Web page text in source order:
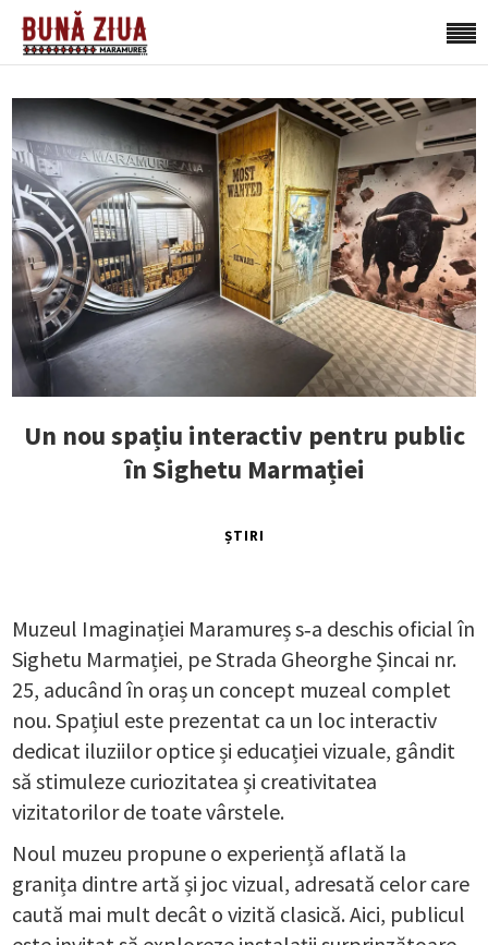
Un nou spațiu interactiv pentru public
în Sighetu Marmației
ȘTIRI
Muzeul Imaginației Maramureș s‑a deschis oficial în
Sighetu Marmației, pe Strada Gheorghe Șincai nr.
25, aducând în oraș un concept muzeal complet
nou. Spațiul este prezentat ca un loc interactiv
dedicat iluziilor optice și educației vizuale, gândit
să stimuleze curiozitatea și creativitatea
vizitatorilor de toate vârstele.
Noul muzeu propune o experiență aflată la
granița dintre artă și joc vizual, adresată celor care
caută mai mult decât o vizită clasică. Aici, publicul